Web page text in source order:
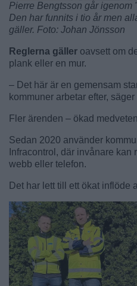
Pierre Bengtsson går igenom
Den har funnits i tio år men
gäller. Foto: Johan Jönsson
Reglerna gäller oavsett om
plank eller en mur.
– Det här är en gemensam
kommuner arbetar efter,
Fler ärenden – ökad
Sedan 2020 använder
Infracontrol, där invånare kan
webb eller telefon.
Det har lett till ett ökat inflöde